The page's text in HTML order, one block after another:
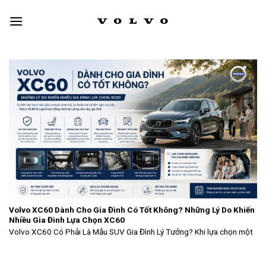
Volvo XC60 Dành Cho Gia Đình Có Tốt Không? Những Lý Do Khiến
Nhiều Gia Đình Lựa Chọn XC60
Volvo XC60 Có Phải Là Mẫu SUV Gia Đình Lý Tưởng? Khi lựa chọn một